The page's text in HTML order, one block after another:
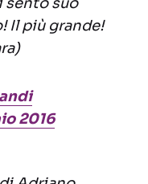
Il più grande!
2016